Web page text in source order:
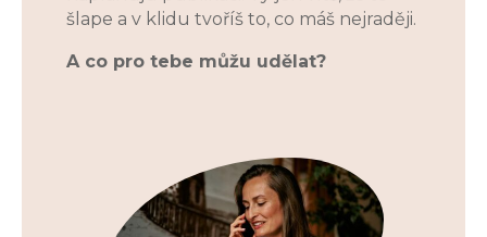
šlape a v klidu tvoříš to, co máš nejraději.
A co pro tebe můžu udělat?